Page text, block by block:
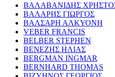
ΒΑΛΑΒΑΝΙΔΗΣ
ΒΑΛΑΡΗΣ ΓΙΩΡΓΟΣ
ΒΑΛΣΑΡΗ ΑΛΚΥΟΝΗ
VEBER FRANCIS
BELBER STEPHEN
ΒΕΝΕΖΗΣ ΗΛΙΑΣ
BERGMAN INGMAR
BERNHARD THOMAS